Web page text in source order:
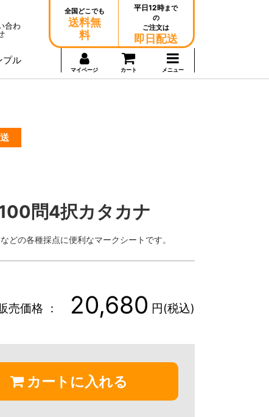
合わ
全国どこでも
送料無
料
平日12時まで
の
ご注文は
即日配送
プル
マイページ カート メニュー
問4択カタカナ
どの各種採点に便利なマークシートです。
売価格 ： 20,680 円(税込)
カートに入れる